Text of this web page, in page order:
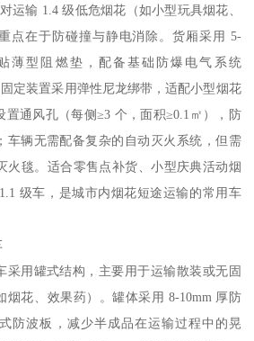
运输 1.4 级低危烟花（如小型玩具烟花、
点在于防碰撞与静电消除。货厢采用 5-
薄型阻燃垫，配备基础防爆电气系统
固定装置采用弹性尼龙绑带，适配小型烟花
置通风孔（每侧≥3 个，面积≥0.1㎡），防
车辆无需配备复杂的自动灭火系统，但需
火毯。适合零售点补货、小型庆典活动烟
级车，是城市内烟花短途运输的常用车
采用罐式结构，主要用于运输散装或无固
烟花、效果药）。罐体采用 8-10mm 厚防
防波板，减少半成品在运输过程中的晃